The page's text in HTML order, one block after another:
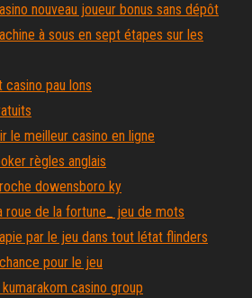
nouveau joueur bonus sans dépôt
à sous en sept étapes sur les
casino pau lons
le meilleur casino en ligne
règles anglais
dowensboro ky
roue de la fortune_ jeu de mots
par le jeu dans tout létat flinders
pour le jeu
casino group